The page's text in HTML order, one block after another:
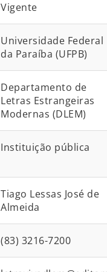
Vigente
Universidade Federal
da Paraíba (UFPB)
Departamento de
Letras Estrangeiras
Modernas (DLEM)
Instituição pública
Tiago Lessas José de
Almeida
(83) 3216-7200